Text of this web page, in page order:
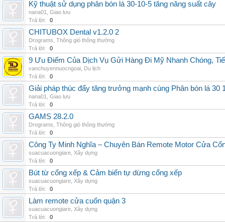
Kỹ thuật sử dụng phân bón lá 30-10-5 tăng năng suất cây
nana01
Giao lưu
Trả lời:
0
CHITUBOX Dental v1.2.0 2
Drograms Thông gió thông thường
Trả lời:
0
9 Ưu Điểm Của Dịch Vụ Gửi Hàng Đi Mỹ Nhanh Chóng,
vanchuyennuocngoai Du lịch
Trả lời:
0
Giải pháp thúc đẩy tăng trưởng mạnh cùng Phân bón lá 30
nana01
Giao lưu
Trả lời:
0
GAMS 28.2.0
Drograms Thông gió thông thường
Trả lời:
0
Công Ty Minh Nghĩa – Chuyên Bán Remote Motor Cửa
suacuacuongiare Xây dựng
Trả lời:
0
Bút từ cổng xếp & Cảm biến tự dừng cổng xếp
suacuacuongiare Xây dựng
Trả lời:
0
Làm remote cửa cuốn quận 3
suacuacuongiare Xây dựng
Trả lời:
0